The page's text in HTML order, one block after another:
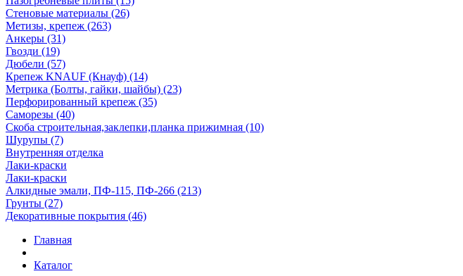
Стеновые материалы (26)
Метизы, крепеж (263)
Анкеры (31)
Гвозди (19)
Дюбели (57)
Крепеж KNAUF (Кнауф) (14)
Метрика (Болты, гайки, шайбы) (23)
Перфорированный крепеж (35)
Саморезы (40)
Скоба строительная,заклепки,планка прижимная (10)
Шурупы (7)
Внутренняя отделка
Лаки-краски
Лаки-краски
Алкидные эмали, ПФ-115, ПФ-266 (213)
Грунты (27)
Декоративные покрытия (46)
Главная
Каталог